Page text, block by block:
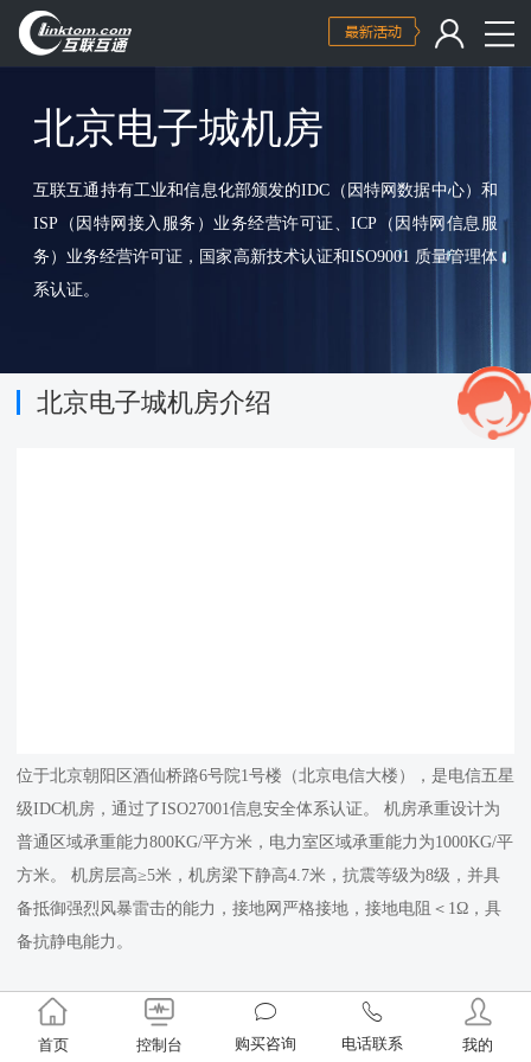
北京电子城机房
互联互通持有工业和信息化部颁发的IDC（因特网数据中心）和
ISP（因特网接入服务）业务经营许可证、ICP（因特网信息服
务）业务经营许可证，国家高新技术认证和ISO9001 质量管理体
系认证。
北京电子城机房介绍
位于北京朝阳区酒仙桥路6号院1号楼（北京电信大楼），是电信五星
级IDC机房，通过了ISO27001信息安全体系认证。 机房承重设计为
普通区域承重能力800KG/平方米，电力室区域承重能力为1000KG/平
方米。 机房层高≥5米，机房梁下静高4.7米，抗震等级为8级，并具
备抵御强烈风暴雷击的能力，接地网严格接地，接地电阻＜1Ω，具
备抗静电能力。
立即联系享优惠，精美礼品等您拿！ 24小时咨询热线 400-700-
7300
首页 控制台 购买咨询 电话联系 我的